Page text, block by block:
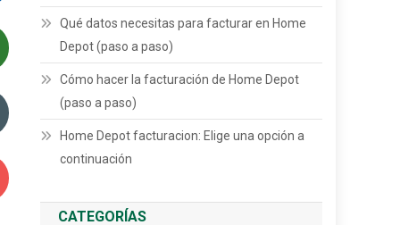
Qué datos necesitas para facturar en Home
Depot (paso a paso)
Cómo hacer la facturación de Home Depot
(paso a paso)
Home Depot facturacion: Elige una opción a
continuación
CATEGORÍAS